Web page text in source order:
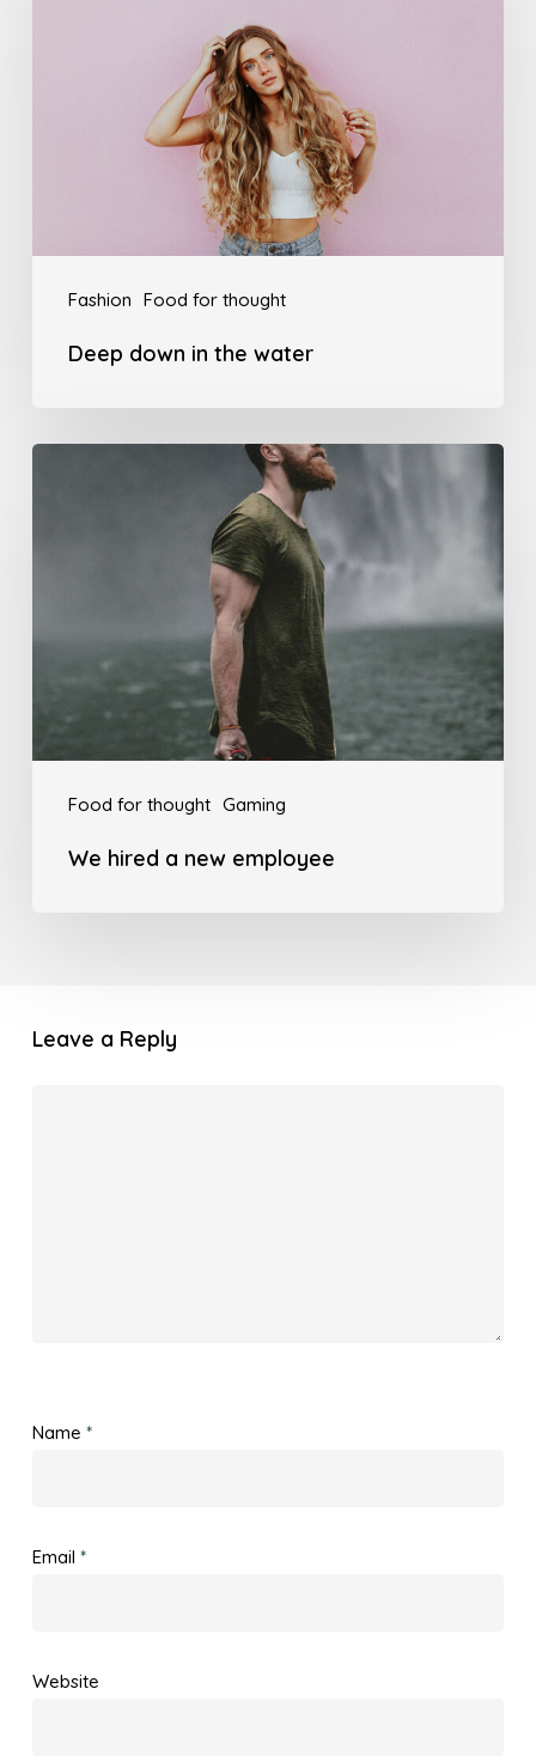
Fashion Food for thought
Deep down in the water
Food for thought Gaming
We hired a new employee
Leave a Reply
Name *
Email *
Website